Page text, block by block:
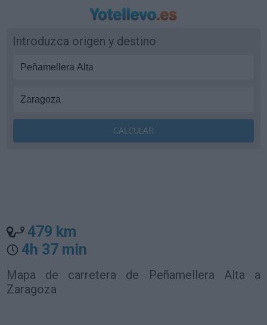
Introduzca origen y destino
479 km
4h 37 min
Mapa de carretera de Peñamellera Alta a
Zaragoza